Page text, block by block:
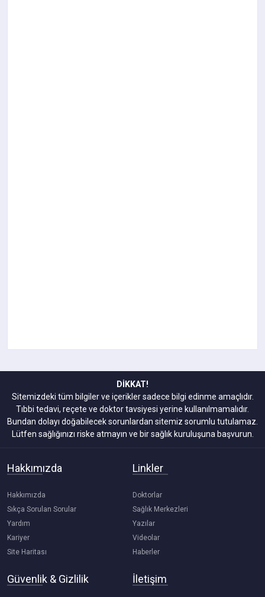
DİKKAT!
Sitemizdeki tüm bilgiler ve içerikler sadece bilgi edinme amaçlıdır.
Tıbbi tedavi, reçete ve doktor tavsiyesi yerine kullanılmamalıdır.
Bundan dolayı doğabilecek sorunlardan sitemiz sorumlu tutulamaz.
Lütfen sağlığınızı riske atmayın ve bir sağlık kuruluşuna başvurun.
Hakkımızda
Hakkımızda
Sıkça Sorulan Sorular
Yardım
Kariyer
Site Haritası
Linkler
Doktorlar
Sağlık Merkezleri
Yazılar
Videolar
Haberler
Güvenlik & Gizlilik İletişim